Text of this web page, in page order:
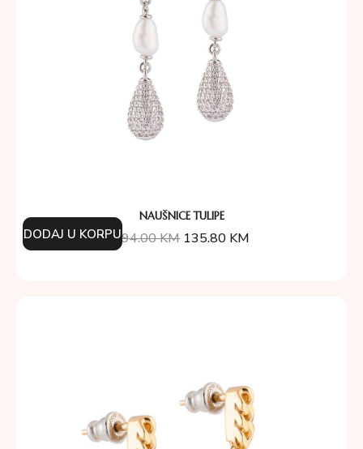
NAUŠNICE TULIPE
194.00KM 135.80 KM
DODAJ U KORPU